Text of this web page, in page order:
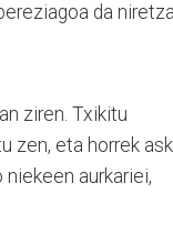
da
ziren. Txikitu
zen, eta horrek
aurkariei,